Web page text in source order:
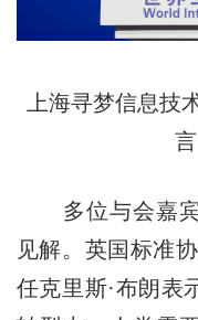
上海寻梦信息技
言
多位与会嘉宾
见解。英国标准
任克里斯·布朗表